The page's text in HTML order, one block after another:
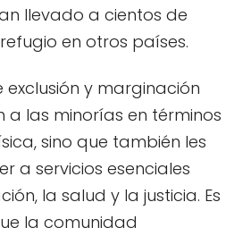
llevado a cientos de
en otros países.
exclusión y marginación
a las minorías en términos
sino que también les
a servicios esenciales
la salud y la justicia. Es
la comunidad